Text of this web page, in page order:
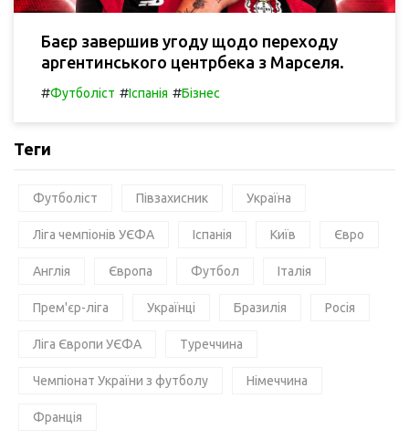
Баєр завершив угоду щодо переходу
аргентинського центрбека з Марселя.
#Футболіст #Іспанія #Бізнес
Теги
Футболіст Півзахисник Україна
Ліга чемпіонів УЄФА Іспанія Київ Євро
Англія Європа Футбол Італія
Прем'єр-ліга Українці Бразилія Росія
Ліга Європи УЄФА Туреччина
Чемпіонат України з футболу Німеччина
Франція